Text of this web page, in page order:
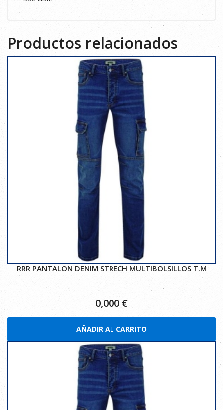
Productos relacionados
RRR PANTALON DENIM STRECH MULTIBOLSILLOS T.M
0,000 €
AÑADIR AL CARRITO